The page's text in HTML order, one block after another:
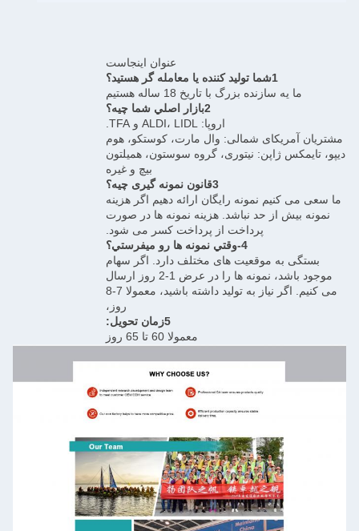
عنوان اينجاست
1شما توليد کننده يا معامله گر هستيد؟
ما يه سازنده بزرگ با تاريخ 18 ساله هستيم
2بازار اصلي شما چيه؟
اروپا: ALDI، LIDL و TFA.
مشتریان آمریکای شمالی: وال مارت، کوستکو، هوم
دیپو، تایمکس ژاپن: نیتوری، گروه سوستون، همیلتون
بیچ و غیره
3قانون نمونه گیری چیه؟
ما سعی می کنیم نمونه رایگان ارائه دهیم اگر هزینه
نمونه بیش از حد نباشد. هزینه نمونه ها در صورت
پرداخت از پرداخت کسر می شود.
4-وقتي نمونه ها رو ميفرستي؟
بستگی به موقعیت های مختلف دارد. اگر سهام
موجود باشد، نمونه ها را در عرض 1-2 روز ارسال
می کنیم. اگر نیاز به تولید داشته باشید، معمولا 7-8
روز،
5زمان تحویل:
معمولا 60 تا 65 روز